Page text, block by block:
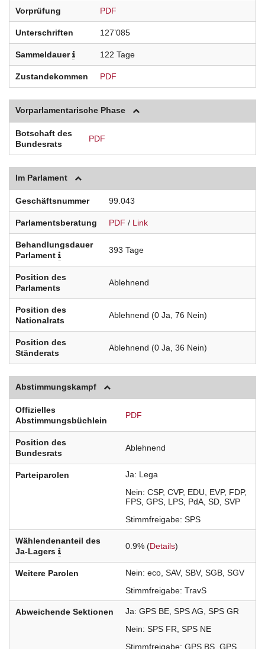
Vorprüfung PDF
Unterschriften 127’085
Sammeldauer 122 Tage
Zustandekommen PDF
Vorparlamentarische Phase
Botschaft des
Bundesrats
PDF
Im Parlament
Geschäftsnummer 99.043
Parlamentsberatung PDF / Link
Behandlungsdauer
Parlament
393 Tage
Position des
Parlaments
Ablehnend
Position des
Nationalrats
Ablehnend (0 Ja, 76 Nein)
Position des
Ständerats
Ablehnend (0 Ja, 36 Nein)
Abstimmungskampf
Offizielles
Abstimmungsbüchlein
PDF
Position des
Bundesrats
Ablehnend
Parteiparolen Ja
Lega
Nein CSP CVP EDU EVP FDP
FPS GPS LPS PdA SD SVP
Stimmfreigabe SPS
Wählendenanteil des
Ja-Lagers
0.9% (Details)
Weitere Parolen Nein eco SAV SBV SGB SGV
Stimmfreigabe TravS
Abweichende Sektionen Ja GPS BE SPSAG SPS GR
Nein SPS FR SPS NE
Stimmfreigabe GPS BS GPS